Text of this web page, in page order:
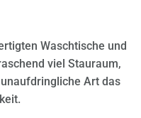
Waschtische und
viel Stauraum,
Art das